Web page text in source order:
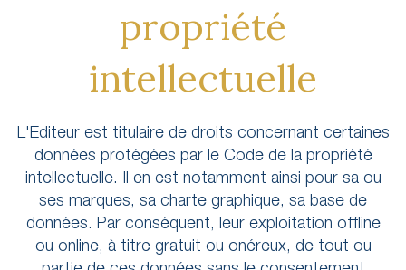
propriété
intellectuelle
L'Editeur est titulaire de droits concernant certaines
données protégées par le Code de la propriété
intellectuelle. Il en est notamment ainsi pour sa ou
ses marques, sa charte graphique, sa base de
données. Par conséquent, leur exploitation offline
ou online, à titre gratuit ou onéreux, de tout ou